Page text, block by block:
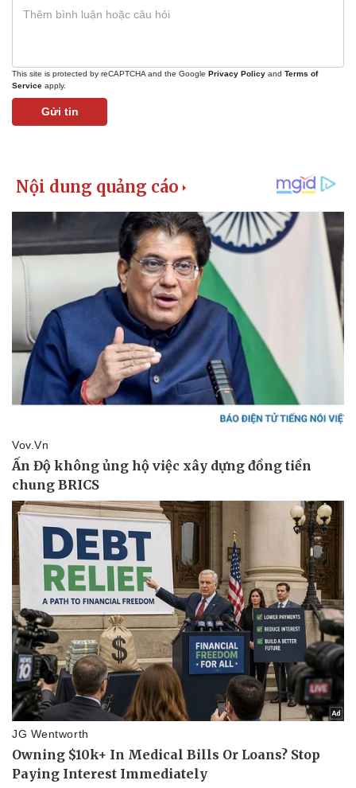
Thể thao
Bóng đá
Lịch thi đấu bóng đá
Thế giới thể thao
eSports
Ô tô - Xe máy
Ô tô
Xe máy
Tư vấn
This site is protected by reCAPTCHA and the Google Privacy Policy and Terms of
Service apply.
Gửi tin